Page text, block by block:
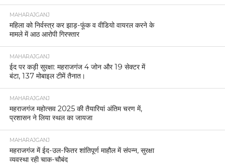
MAHARAJGANJ
महिला को निर्वस्त्र कर झाड़-फूंक व वीडियो वायरल करने के
मामले में आठ आरोपी गिरफ्तार
MAHARAJGANJ
ईद पर कड़ी सुरक्षा: महराजगंज 4 जोन और 19 सेक्टर में
बंटा, 137 मोबाइल टीमें तैनात।
MAHARAJGANJ
महराजगंज महोत्सव 2025 की तैयारियां अंतिम चरण में,
प्रशासन ने लिया स्थल का जायजा
MAHARAJGANJ
महराजगंज में ईद-उल-फितर शांतिपूर्ण माहौल में संपन्न, सुरक्षा
व्यवस्था रही चाक-चौबंद